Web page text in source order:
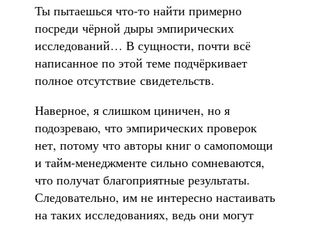
Ты пытаешься что-то найти примерно
посреди чёрной дыры эмпирических
исследований… В сущности, почти всё
написанное по этой теме подчёркивает
полное отсутствие свидетельств.
Наверное, я слишком циничен, но я
подозреваю, что эмпирических проверок
нет, потому что авторы книг о самопомощи
и тайм-менеджменте сильно сомневаются,
что получат благоприятные результаты.
Следовательно, им не интересно настаивать
на таких исследованиях, ведь они могут